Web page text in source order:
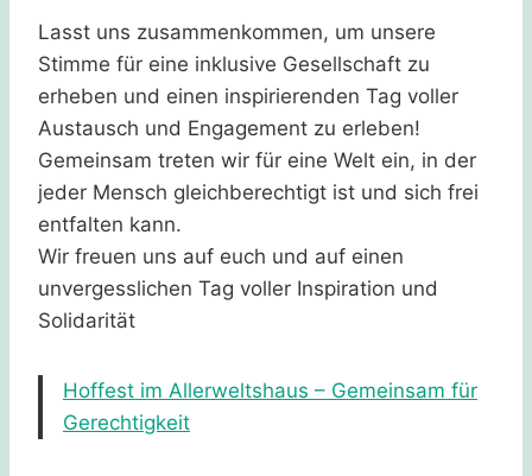
Lasst uns zusammenkommen, um unsere
Stimme für eine inklusive Gesellschaft zu
erheben und einen inspirierenden Tag voller
Austausch und Engagement zu erleben!
Gemeinsam treten wir für eine Welt ein, in der
jeder Mensch gleichberechtigt ist und sich frei
entfalten kann.
Wir freuen uns auf euch und auf einen
unvergesslichen Tag voller Inspiration und
Solidarität
Hoffest im Allerweltshaus – Gemeinsam für
Gerechtigkeit